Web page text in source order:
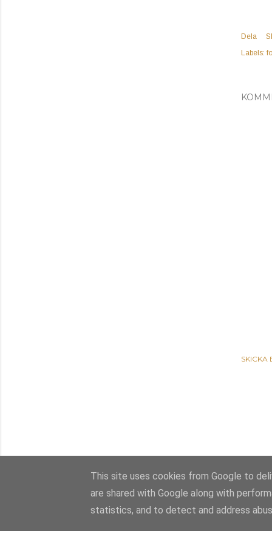
Dela
Labels:
SKICKA
This site uses cookies from Google to
are shared with Google along with
statistics, and to detect and address